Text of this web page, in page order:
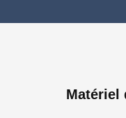
Matériel